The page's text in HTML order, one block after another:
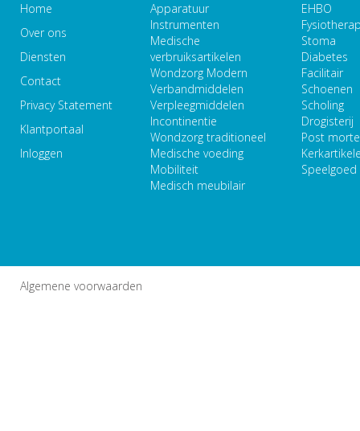
Home
Over ons
Diensten
Contact
Privacy Statement
Klantportaal
Inloggen
Apparatuur
Instrumenten
Medische
verbruiksartikelen
Wondzorg Modern
Verbandmiddelen
Verpleegmiddelen
Incontinentie
Wondzorg traditioneel
Medische voeding
Mobiliteit
Medisch meubilair
EHBO
Stoma
Diabetes
Facilitair
Schoenen
Scholing
Drogisterij
Post
Speelgoed
Algemene voorwaarden